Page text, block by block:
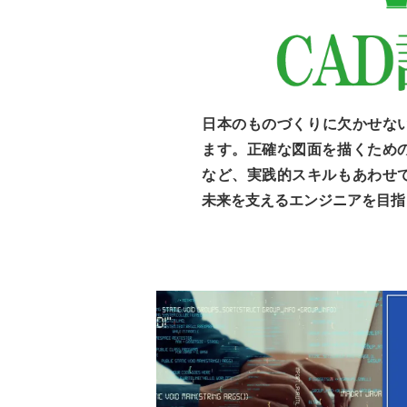
日本のものづくりに欠かせな
ます。正確な図面を描くため
など、実践的スキルもあわせ
未来を支えるエンジニアを目